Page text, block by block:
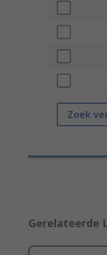
Zoek
Gerelateerde